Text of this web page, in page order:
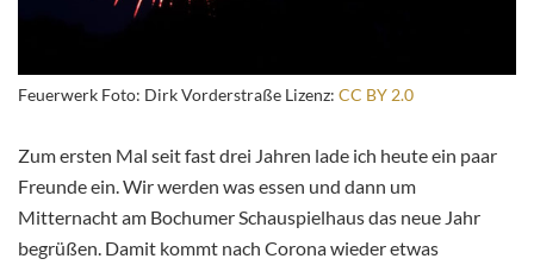
Feuerwerk Foto: Dirk Vorderstraße Lizenz: CC BY 2.0
Zum ersten Mal seit fast drei Jahren lade ich heute ein paar
Freunde ein. Wir werden was essen und dann um
Mitternacht am Bochumer Schauspielhaus das neue Jahr
begrüßen. Damit kommt nach Corona wieder etwas